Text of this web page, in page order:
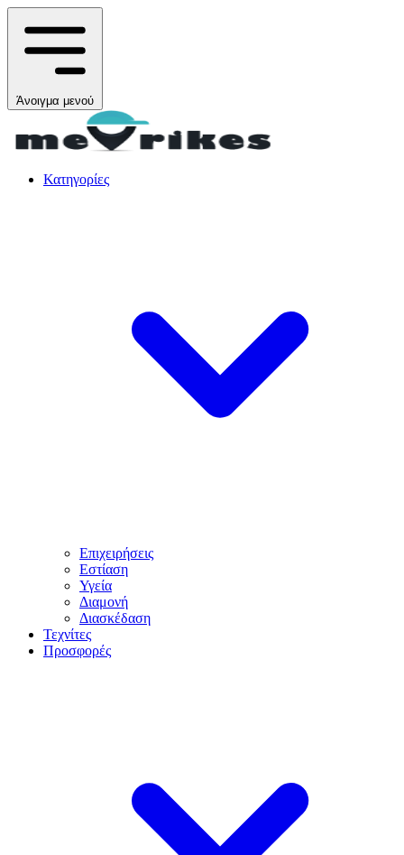
Άνοιγμα μενού
Κατηγορίες
Επιχειρήσεις
Εστίαση
Υγεία
Διαμονή
Διασκέδαση
Τεχνίτες
Προσφορές